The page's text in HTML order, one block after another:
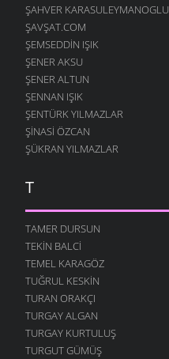
ŞAHVER KARASULEYMANOGLU
ŞAVŞAT.COM
ŞEMSEDDIN IŞIK
ŞENER AKSU
ŞENER ALTUN
ŞENNAN IŞIK
ŞENTÜRK YILMAZLAR
ŞINASI ÖZCAN
ŞÜKRAN YILMAZLAR
T
TAMER DURSUN
TEKIN BALCI
TEMEL KARAGÖZ
TUĞRUL KESKIN
TURAN ORAKÇI
TURGAY ALGAN
TURGAY KURTULUŞ
TURGUT GÜMÜŞ